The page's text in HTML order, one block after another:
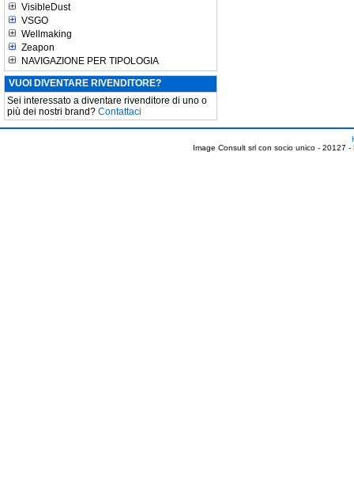
VisibleDust
VSGO
Wellmaking
Zeapon
NAVIGAZIONE PER TIPOLOGIA
VUOI DIVENTARE RIVENDITORE?
Sei interessato a diventare rivenditore di uno o
più dei nostri brand? Contattaci
Image Consult srl con socio unico - 20127